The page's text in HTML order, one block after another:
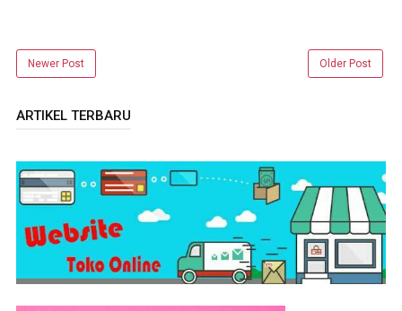
Newer Post Older Post
ARTIKEL TERBARU